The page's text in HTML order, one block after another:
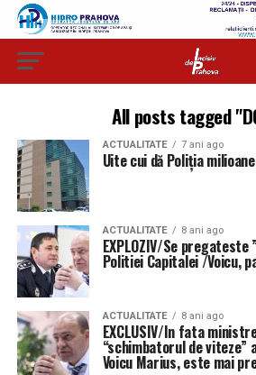
All posts tagged
ACTUALITATE 7 ani ago
Uite cui dă Poliția
ACTUALITATE 8 ani ago
EXPLOZIV/Se pregateste
Politiei Capitalei /Voicu,
ACTUALITATE 8 ani ago
EXCLUSIV/In fata
“schimbatorul de
Voicu Marius, este mai